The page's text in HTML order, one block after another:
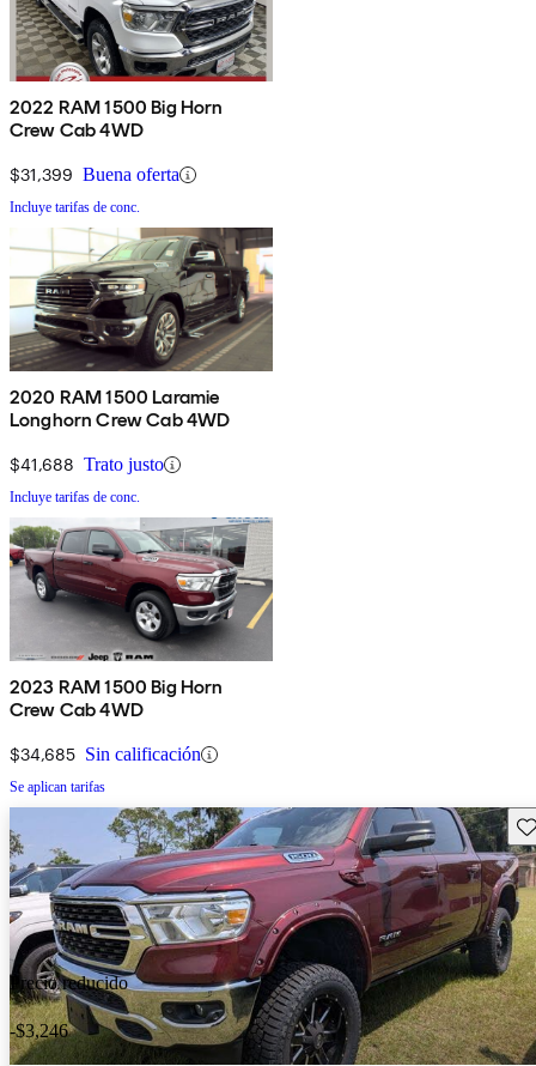
2022 RAM 1500 Big Horn
Crew Cab 4WD
$31,399 Buena oferta
Incluye tarifas de conc.
2020 RAM 1500 Laramie
Longhorn Crew Cab 4WD
$41,688 Trato justo
Incluye tarifas de conc.
2023 RAM 1500 Big Horn
Crew Cab 4WD
$34,685 Sin calificación
Se aplican tarifas
Precio reducido
-$3,246